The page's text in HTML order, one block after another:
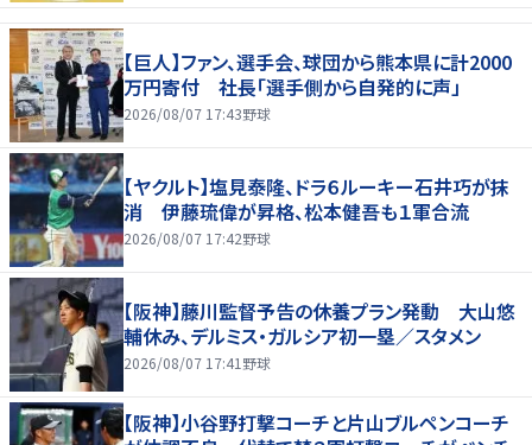
【巨人】ファン、選手会、球団から熊本県に計2000
万円寄付 社長「選手側から自発的に声」
2026/08/07 17:43野球
【ヤクルト】塩見泰隆、ドラ６ルーキー石井巧が抹
消 伊藤琉偉が昇格、松本健吾も１軍合流
2026/08/07 17:42野球
【阪神】藤川監督予告の休養プラン発動 大山悠
輔休み、デルミス・ガルシア初一塁／スタメン
2026/08/07 17:41 野球
【阪神】小谷野打撃コーチと片山ブルペンコーチ